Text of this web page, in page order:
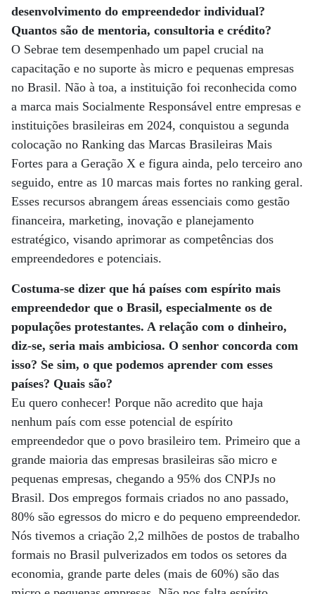
desenvolvimento do empreendedor individual?
Quantos são de mentoria, consultoria e crédito?
O Sebrae tem desempenhado um papel crucial na
capacitação e no suporte às micro e pequenas empresas
no Brasil. Não à toa, a instituição foi reconhecida como
a marca mais Socialmente Responsável entre empresas e
instituições brasileiras em 2024, conquistou a segunda
colocação no Ranking das Marcas Brasileiras Mais
Fortes para a Geração X e figura ainda, pelo terceiro ano
seguido, entre as 10 marcas mais fortes no ranking geral.
Esses recursos abrangem áreas essenciais como gestão
financeira, marketing, inovação e planejamento
estratégico, visando aprimorar as competências dos
empreendedores e potenciais.
Costuma-se dizer que há países com espírito mais
empreendedor que o Brasil, especialmente os de
populações protestantes. A relação com o dinheiro,
diz-se, seria mais ambiciosa. O senhor concorda com
isso? Se sim, o que podemos aprender com esses
países? Quais são?
Eu quero conhecer! Porque não acredito que haja
nenhum país com esse potencial de espírito
empreendedor que o povo brasileiro tem. Primeiro que a
grande maioria das empresas brasileiras são micro e
pequenas empresas, chegando a 95% dos CNPJs no
Brasil. Dos empregos formais criados no ano passado,
80% são egressos do micro e do pequeno empreendedor.
Nós tivemos a criação 2,2 milhões de postos de trabalho
formais no Brasil pulverizados em todos os setores da
economia, grande parte deles (mais de 60%) são das